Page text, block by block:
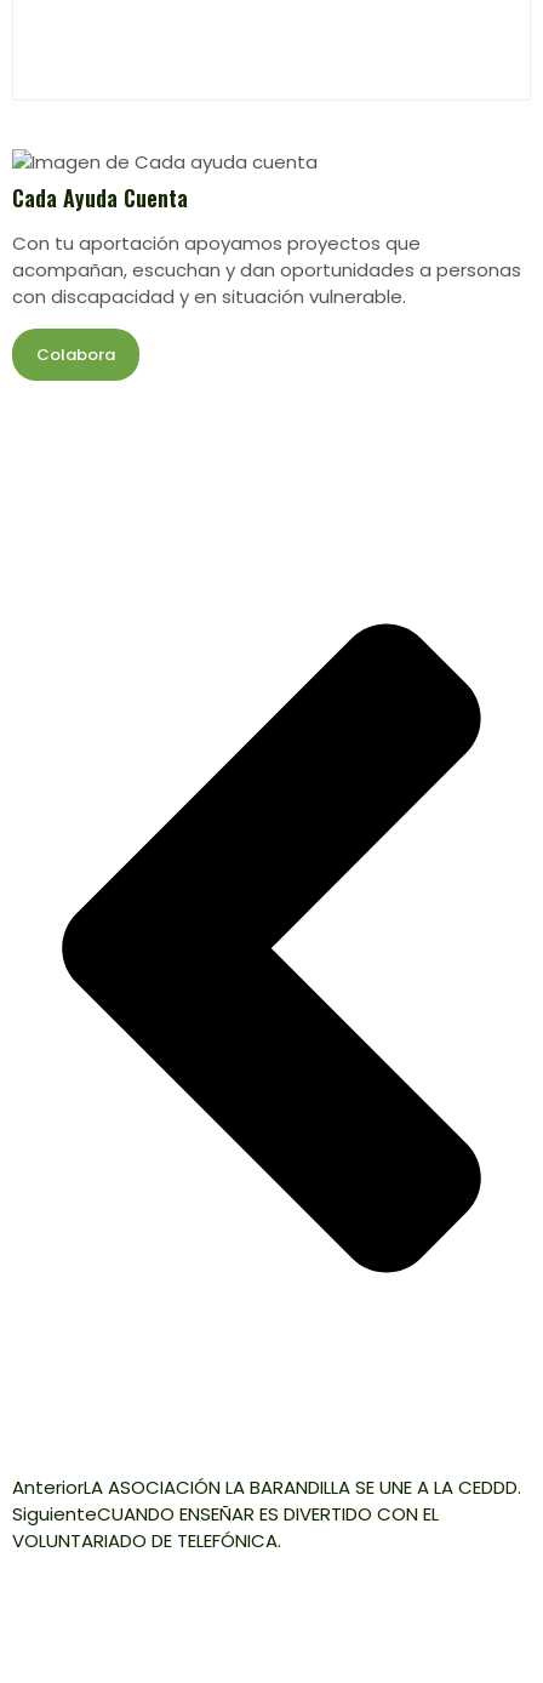
Cada Ayuda Cuenta
Con tu aportación apoyamos proyectos que
acompañan, escuchan y dan oportunidades a personas
con discapacidad y en situación vulnerable.
Colabora
AnteriorLA ASOCIACIÓN LA BARANDILLA SE UNE A LA CEDDD.
SiguienteCUANDO ENSEÑAR ES DIVERTIDO CON EL
VOLUNTARIADO DE TELEFÓNICA.